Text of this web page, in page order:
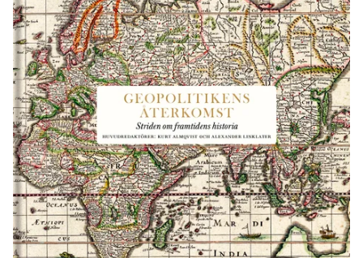
AWARDS
OTHER FORMATS